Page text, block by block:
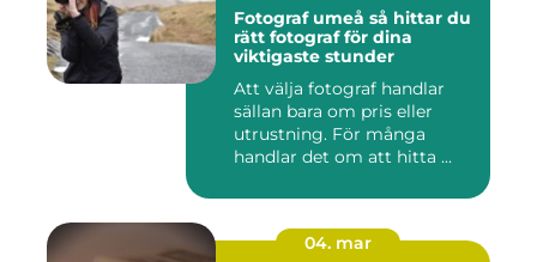
Fotograf umeå så hittar du
rätt fotograf för dina
viktigaste stunder
Att välja fotograf handlar
sällan bara om pris eller
utrustning. För många
handlar det om att hitta ...
04. mar